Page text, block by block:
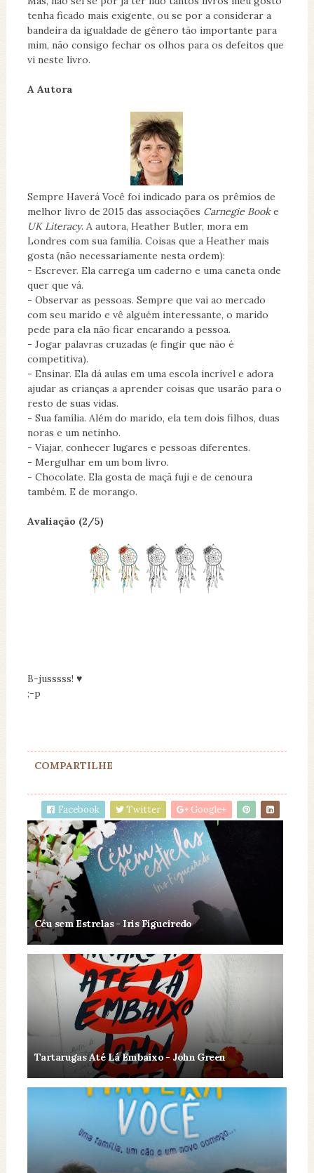
tenha ficado mais exigente, ou se por a considerar a
bandeira da igualdade de gênero tão importante para
mim, não consigo fechar os olhos para os defeitos que
vi neste livro.
A Autora
Sempre Haverá Você foi indicado para os prêmios de
melhor livro de 2015 das associações Carnegie Booke
UK Literacy. A autora, Heather Butler, mora em
Londres com sua família. Coisas que a Heather mais
gosta (não necessariamente nesta ordem):
- Escrever. Ela carrega um caderno e uma caneta onde
quer que vá.
- Observar as pessoas. Sempre que vai ao mercado
com seu marido e vê alguém interessante, o marido
pede para ela não ficar encarando a pessoa.
- Jogar palavras cruzadas (e fingir que não é
competitiva).
- Ensinar. Ela dá aulas em uma escola incrível e adora
ajudar as crianças a aprender coisas que usarão para o
resto de suas vidas.
- Sua família. Além do marido, ela tem dois filhos, duas
noras e um netinho.
- Viajar, conhecer lugares e pessoas diferentes.
- Mergulhar em um bom livro.
- Chocolate. Ela gosta de maçã fuji e de cenoura
também. E de morango.
Avaliação (2/5)
B-jusssss! ♥
;-p
COMPARTILHE
Facebook Twitter Google+
Céu sem Estrelas - Iris Figueiredo
Tartarugas Até Lá Embaixo - John Green